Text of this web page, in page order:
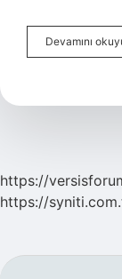
Devamını
https://
https://